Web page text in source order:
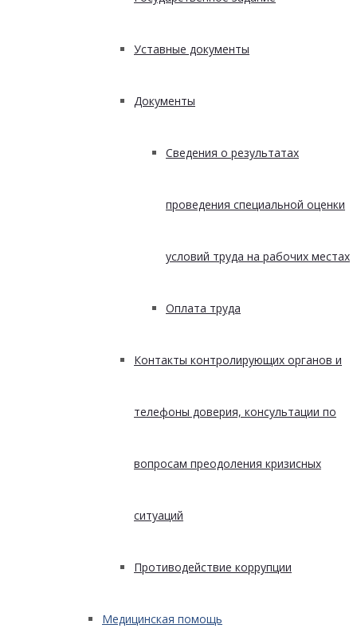
Уставные документы
Документы
Сведения о результатах
проведения специальной оценки
условий труда на рабочих местах
Оплата труда
Контакты контролирующих органов и
телефоны доверия, консультации по
вопросам преодоления кризисных
ситуаций
Противодействие коррупции
Медицинская помощь